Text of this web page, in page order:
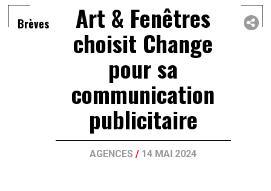
Brèves Art & Fenêtres
choisit Change
pour sa
communication
publicitaire
AGENCES / 14 MAI 2024